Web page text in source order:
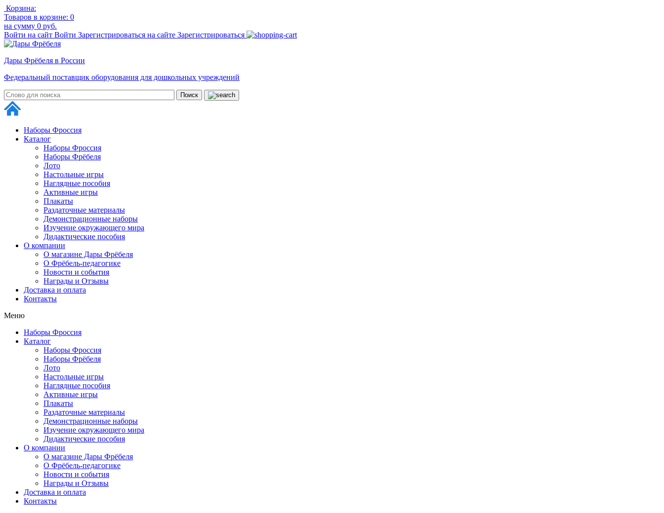
Корзина:
Товаров в корзине: 0
на сумму 0 руб.
Войти на сайт Войти Зарегистрироваться на сайте Зарегистрироваться
Дары Фрёбеля в России
Федеральный поставщик оборудования для дошкольных учреждений
Наборы Фроссия
Каталог
Наборы Фроссия
Наборы Фрёбеля
Лото
Настольные игры
Наглядные пособия
Активные игры
Плакаты
Раздаточные материалы
Демонстрационные наборы
Изучение окружающего мира
Дидактические пособия
О компании
О магазине Дары Фрёбеля
О Фрёбель-педагогике
Новости и события
Награды и Отзывы
Доставка и оплата
Контакты
Меню
Наборы Фроссия
Каталог
Наборы Фроссия
Наборы Фрёбеля
Лото
Настольные игры
Наглядные пособия
Активные игры
Плакаты
Раздаточные материалы
Демонстрационные наборы
Изучение окружающего мира
Дидактические пособия
О компании
О магазине Дары Фрёбеля
О Фрёбель-педагогике
Новости и события
Награды и Отзывы
Доставка и оплата
Контакты